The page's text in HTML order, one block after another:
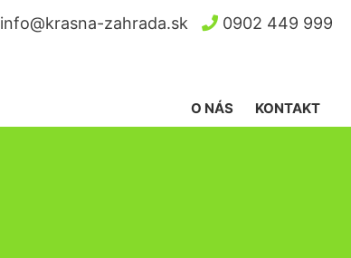
info@krasna-zahrada.sk 0902 449 999
KONTAKT
O NÁS